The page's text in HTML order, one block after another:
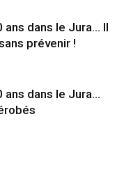
ans dans le Jura… Il
prévenir !
ans dans le Jura…